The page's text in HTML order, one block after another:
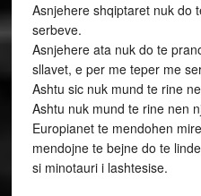
Asnjehere shqiptaret nuk do
serbeve.
Asnjehere ata nuk do te
sllavet, e per me teper me
Ashtu sic nuk mund te rine
Ashtu nuk mund te rine nen
Europianet te mendohen
mendojne te bejne do te
si minotauri i lashtesise.